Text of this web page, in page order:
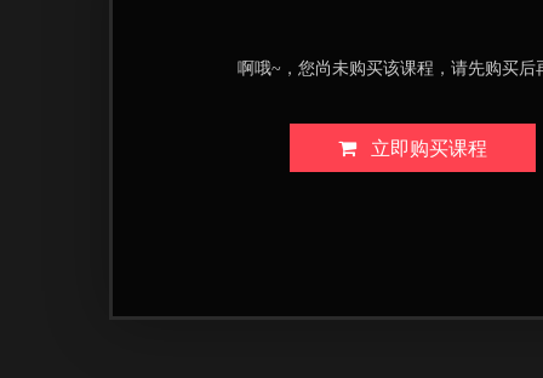
啊哦~，您尚未购买该课程，请先购买后
立即购买课程